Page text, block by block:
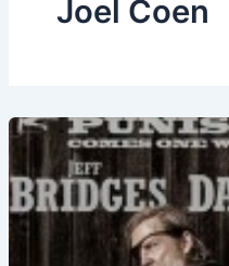
Joel Coen